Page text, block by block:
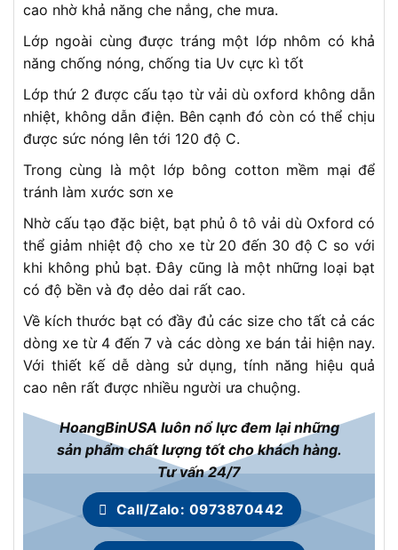
cao nhờ khả năng che nắng, che mưa.
Lớp ngoài cùng được tráng một lớp nhôm có khả
năng chống nóng, chống tia Uv cực kì tốt
Lớp thứ 2 được cấu tạo từ vải dù oxford không dẫn
nhiệt, không dẫn điện. Bên cạnh đó còn có thể chịu
được sức nóng lên tới 120 độ C.
Trong cùng là một lớp bông cotton mềm mại để
tránh làm xước sơn xe
Nhờ cấu tạo đặc biệt, bạt phủ ô tô vải dù Oxford có
thể giảm nhiệt độ cho xe từ 20 đến 30 độ C so với
khi không phủ bạt. Đây cũng là một những loại bạt
có độ bền và đọ dẻo dai rất cao.
Về kích thước bạt có đầy đủ các size cho tất cả các
dòng xe từ 4 đến 7 và các dòng xe bán tải hiện nay.
Với thiết kế dễ dàng sử dụng, tính năng hiệu quả
cao nên rất được nhiều người ưa chuộng.
HoangBinUSA luôn nổ lực đem lại những
sản phẩm chất lượng tốt cho khách hàng.
Tư vấn 24/7
Call/Zalo: 0973870442